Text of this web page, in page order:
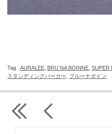
Tag : AURALEE BRU NA BOINNE SUPER
スタンディングパーカー
ブルーナボイン